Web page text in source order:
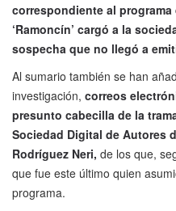
correspondiente al programa
‘Ramoncín’ cargó a la
sospecha que no llegó a
Al sumario también se han
investigación, correos
presunto cabecilla de la
Sociedad Digital de Autores
Rodríguez Neri, de los que,
que fue este último quien
programa.